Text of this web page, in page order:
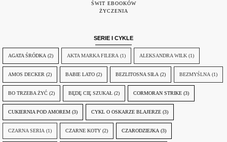
ŚWIT EBOOKÓW
ŻYCZENIA
SERIE I CYKLE
AGATA ŚRÓDKA (2) AKTA MARKA FILERA (1) ALEKSANDRA WILK (1)
AMOS DECKER (2) BABIE LATO (2) BEZLITOSNA SIŁA (2) BEZMYŚLNA (1)
BO TRZEBA ŻYĆ (2) BĘDĘ CIĘ SZUKAŁ (2) CORMORAN STRIKE (3)
CUKIERNIA POD AMOREM (3) CYKL O OSKARZE BLAJERZE (3)
CZARNA SERIA (1) CZARNE KOTY (2) CZARODZIEJKA (3)